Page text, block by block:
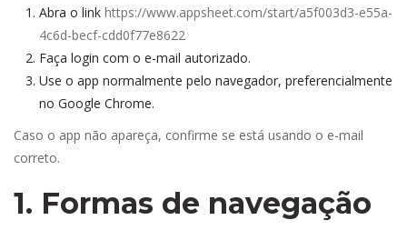
Abra o link https://www.appsheet.com/start/a5f003d3-e55a-
4c6d-becf-cdd0f77e8622
Faça login com o e-mail autorizado.
Use o app normalmente pelo navegador, preferencialmente
no Google Chrome.
Caso o app não apareça, confirme se está usando o e-mail
correto.
1. Formas de navegação